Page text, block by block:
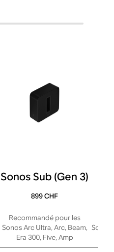
Sonos Sub (Gen 3)
899 CHF
Recommandé pour les
Sonos Arc Ultra, Arc, Beam,
Era 300, Five, Amp
Sonos